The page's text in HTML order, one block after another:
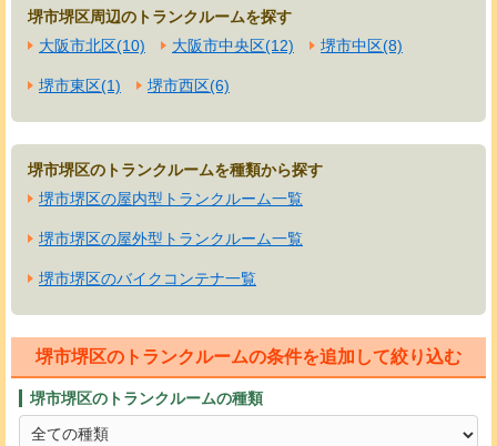
堺市堺区周辺のトランクルームを探す
大阪市北区(10)
大阪市中央区(12) 堺市中区(8)
堺市東区(1) 堺市西区(6)
堺市堺区のトランクルームを種類から探す
堺市堺区の屋内型トランクルーム一覧
堺市堺区の屋外型トランクルーム一覧
堺市堺区のバイクコンテナ一覧
堺市堺区のトランクルームの条件を追加して絞り込む
堺市堺区のトランクルームの種類